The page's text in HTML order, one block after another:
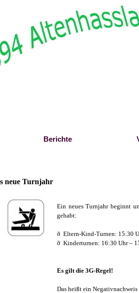
Berichte
neue Turnjahr
Ein neues Turnjahr beginnt
gehabt:
ð Eltern-Kind-Turnen: 15:30
ð Kinderturnen: 16:30 Uhr –
Es gilt die 3G-Regel!
Das heißt ein